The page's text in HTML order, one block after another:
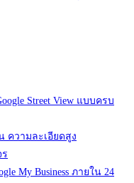
Street View แบบครบ
ความละเอียดสูง
My Business ภายใน 24